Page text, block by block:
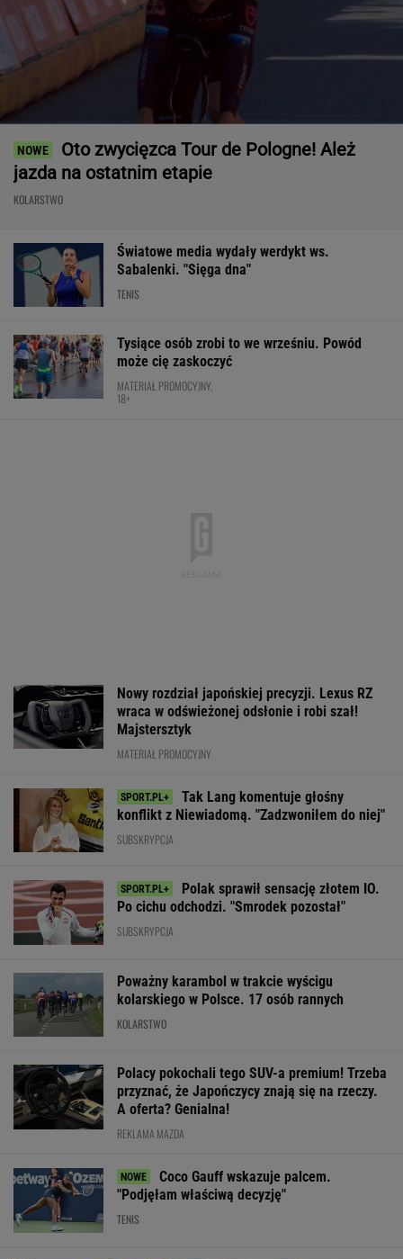
Oto zwycięzca Tour de Pologne! Ależ
jazda na ostatnim etapie
KOLARSTWO
Światowe media wydały werdykt ws.
Sabalenki. "Sięga dna"
TENIS
Tysiące osób zrobi to we wrześniu. Powód
może cię zaskoczyć
MATERIAŁ PROMOCYJNY,
18+
Nowy rozdział japońskiej precyzji. Lexus RZ
wraca w odświeżonej odsłonie i robi szał!
Majstersztyk
MATERIAŁ PROMOCYJNY
Tak Lang komentuje głośny
konflikt z Niewiadomą. "Zadzwoniłem do niej"
SUBSKRYPCJA
Polak sprawił sensację złotem IO.
Po cichu odchodzi. "Smrodek pozostał"
SUBSKRYPCJA
Poważny karambol w trakcie wyścigu
kolarskiego w Polsce. 17 osób rannych
KOLARSTWO
Polacy pokochali tego SUV-a premium! Trzeba
przyznać, że Japończycy znają się na rzeczy.
A oferta? Genialna!
REKLAMA MAZDA
Coco Gauff wskazuje palcem.
"Podjęłam właściwą decyzję"
TENIS